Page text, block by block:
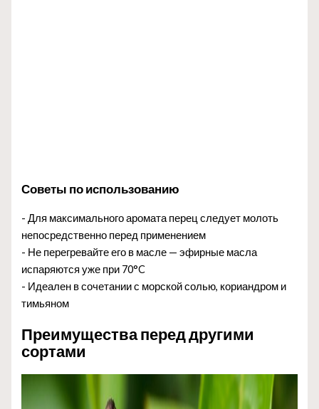
Советы по использованию
- Для максимального аромата перец следует молоть
непосредственно перед применением
- Не перегревайте его в масле — эфирные масла
испаряются уже при 70°C
- Идеален в сочетании с морской солью, кориандром и
тимьяном
Преимущества перед другими
сортами